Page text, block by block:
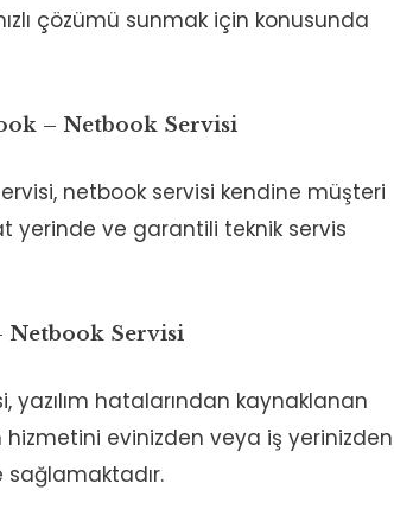
çözümü sunmak için konusunda
– Netbook Servisi
netbook servisi kendine müşteri
yerinde ve garantili teknik servis
Netbook Servisi
yazılım hatalarından kaynaklanan
evinizden veya iş yerinizden
sağlamaktadır.